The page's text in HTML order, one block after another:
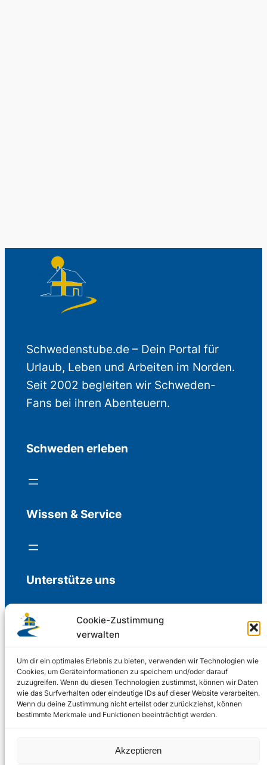
Cookie-Zustimmung
verwalten
Um dir ein optimales Erlebnis zu bieten, verwenden wir Technologien wie
Cookies, um Geräteinformationen zu speichern und/oder darauf
zuzugreifen. Wenn du diesen Technologien zustimmst, können wir Daten
wie das Surfverhalten oder eindeutige IDs auf dieser Website verarbeiten.
Wenn du deine Zustimmung nicht erteilst oder zurückziehst, können
bestimmte Merkmale und Funktionen beeinträchtigt werden.
Akzeptieren
Schwedenstube.de – Dein Portal für
Urlaub, Leben und Arbeiten im Norden.
Seit 2002 begleiten wir Schweden-
Fans bei ihren Abenteuern.
Schweden erleben
Wissen & Service
Unterstütze uns
Freiwillige Spenden für die Aufrechterhaltung
Support us
© 2002 – 2026